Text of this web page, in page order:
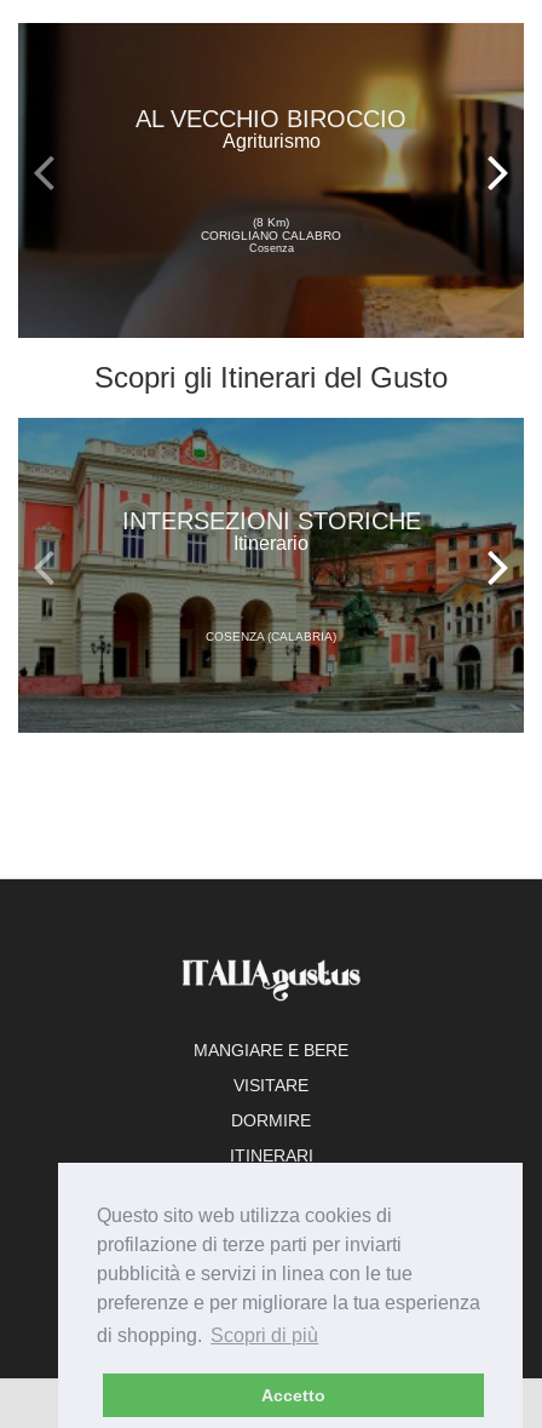
Questo sito web utilizza cookies di
profilazione di terze parti per inviarti
pubblicità e servizi in linea con le tue
preferenze e per migliorare la tua esperienza
di shopping. Scopri di più
Accetto
AL VECCHIO BIROCCIO
Agriturismo
(8 Km)
CORIGLIANO CALABRO
Cosenza
Scopri gli Itinerari del Gusto
INTERSEZIONI STORICHE
Itinerario
COSENZA (CALABRIA)
MANGIARE E BERE
VISITARE
DORMIRE
ITINERARI
ADERISCI
© Italiagustus 2026 - Tutti i diritti riservati.